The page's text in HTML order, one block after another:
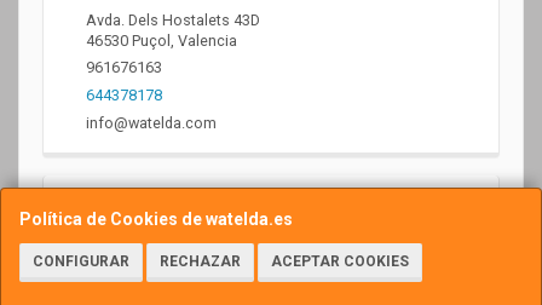
Política de Cookies de watelda.es
CONFIGURAR RECHAZAR ACEPTAR COOKIES
Avda. Dels Hostalets 43D
46530 Puçol
Valencia
961676163
644378178
info@watelda.com